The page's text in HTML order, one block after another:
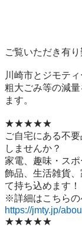
ご覧いただき有り
川崎市とジモテ
粗⼤ごみ等の減
ます。
★★★★★
ご自宅にある不
しませんか？
家電、趣味・ス
飾品、生活雑貨
て持ち込めます！
https://jmty.jp/
★★★★★